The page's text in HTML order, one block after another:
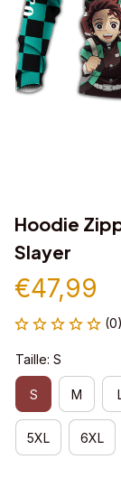
Hoodie
Slayer
€47,99
Taille: S
S M
5XL 6XL